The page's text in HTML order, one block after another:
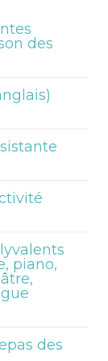
des
piano,
des